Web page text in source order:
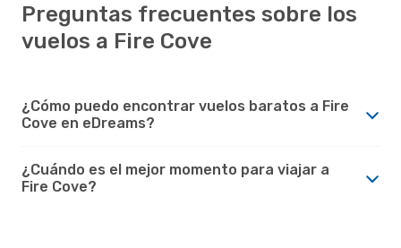
Preguntas frecuentes sobre los
vuelos a Fire Cove
¿Cómo puedo encontrar vuelos baratos a Fire
Cove en eDreams?
¿Cuándo es el mejor momento para viajar a
Fire Cove?